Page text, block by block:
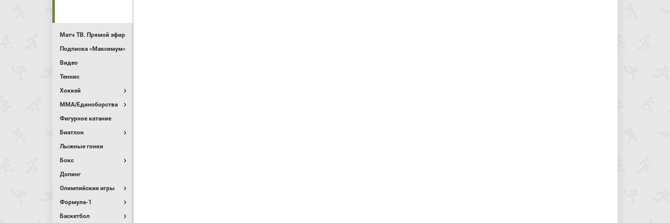
Матч ТВ. Прямой эфир
Подписка «Максимум»
Видео
Теннис
Хоккей
MMA/Единоборства
Фигурное катание
Биатлон
Лыжные гонки
Бокс
Допинг
Олимпийские игры
Формула-1
Баскетбол